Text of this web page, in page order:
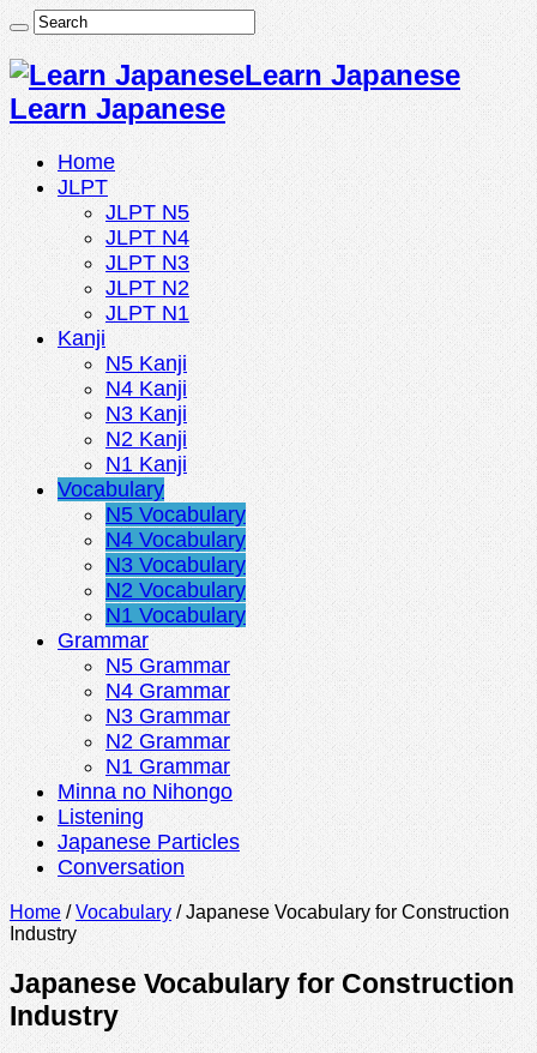
Learn Japanese
Learn Japanese
Home
JLPT
JLPT N5
JLPT N4
JLPT N3
JLPT N2
JLPT N1
Kanji
N5 Kanji
N4 Kanji
N3 Kanji
N2 Kanji
N1 Kanji
Vocabulary
N5 Vocabulary
N4 Vocabulary
N3 Vocabulary
N2 Vocabulary
N1 Vocabulary
Grammar
N5 Grammar
N4 Grammar
N3 Grammar
N2 Grammar
N1 Grammar
Minna no Nihongo
Listening
Japanese Particles
Conversation
Home / Vocabulary / Japanese Vocabulary for Construction
Industry
Japanese Vocabulary for Construction
Industry